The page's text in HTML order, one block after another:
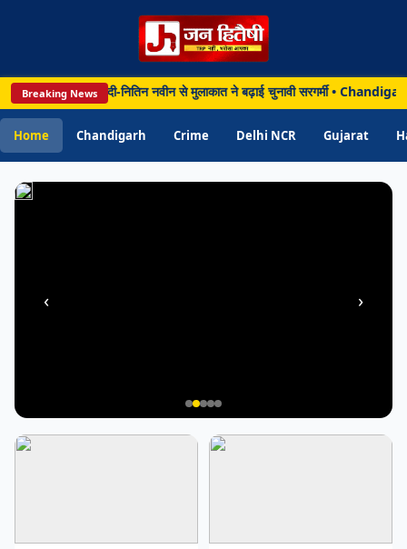
Breaking News
दिल्ली पहुंचे योगी, मोदी-नितिन नवीन से मुलाकात ने बढ़ाई चुनावी सरगर्मी •
Home Chandigarh Crime Delhi NCR Gujarat
‹ ›
करने
के
मामले
में
निलंबित